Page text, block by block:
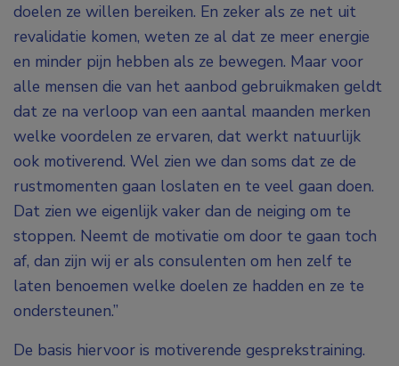
doelen ze willen bereiken. En zeker als ze net uit
revalidatie komen, weten ze al dat ze meer energie
en minder pijn hebben als ze bewegen. Maar voor
alle mensen die van het aanbod gebruikmaken geldt
dat ze na verloop van een aantal maanden merken
welke voordelen ze ervaren, dat werkt natuurlijk
ook motiverend. Wel zien we dan soms dat ze de
rustmomenten gaan loslaten en te veel gaan doen.
Dat zien we eigenlijk vaker dan de neiging om te
stoppen. Neemt de motivatie om door te gaan toch
af, dan zijn wij er als consulenten om hen zelf te
laten benoemen welke doelen ze hadden en ze te
ondersteunen.”
De basis hiervoor is motiverende gesprekstraining.